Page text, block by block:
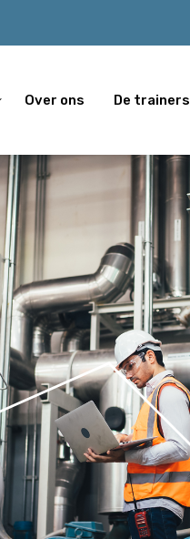
Over ons De trainers